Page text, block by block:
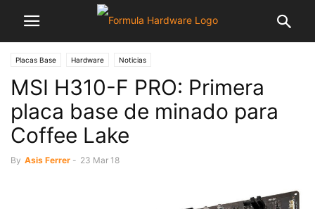
Placas Base Hardware Noticias
MSI H310-F PRO: Primera
placa base de minado para
Coffee Lake
By Asis Ferrer - 23 Mar 18